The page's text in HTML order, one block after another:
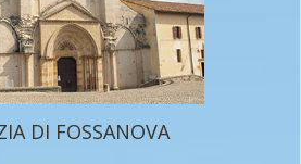
DI FOSSANOVA